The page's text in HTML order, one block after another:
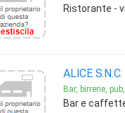
Ristorante -
ALICE
Bar, birrerie,
Bar e